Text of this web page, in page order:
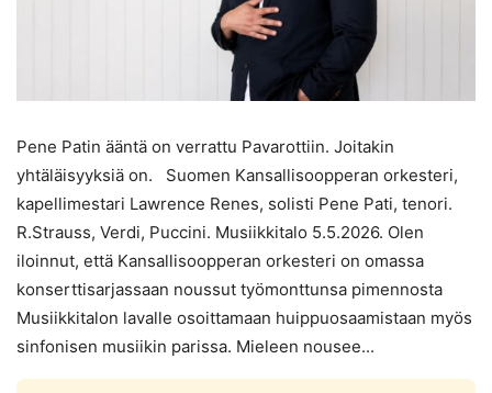
Pene Patin ääntä on verrattu Pavarottiin. Joitakin
yhtäläisyyksiä on. Suomen Kansallisoopperan orkesteri,
kapellimestari Lawrence Renes, solisti Pene Pati, tenori.
R.Strauss, Verdi, Puccini. Musiikkitalo 5.5.2026. Olen
iloinnut, että Kansallisoopperan orkesteri on omassa
konserttisarjassaan noussut työmonttunsa pimennosta
Musiikkitalon lavalle osoittamaan huippuosaamistaan myös
sinfonisen musiikin parissa. Mieleen nousee...